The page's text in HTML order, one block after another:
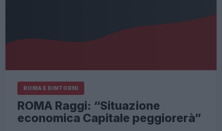
ROMA E DINTORNI
ROMA Raggi: “Situazione
economica Capitale peggiorerà”